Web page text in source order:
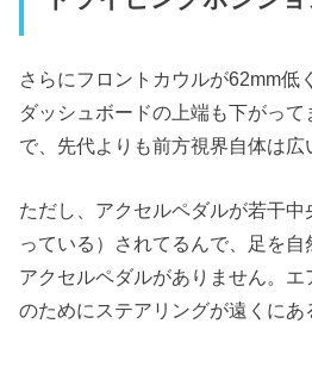
さらにフロントカウルが62mm低
ダッシュボードの上端も下がっ
で、先代よりも前方視界自体は広
ただし、アクセルペダルが若干
っている）されてるんで、足を
アクセルペダルがありません。
のためにステアリングが遠くにあ